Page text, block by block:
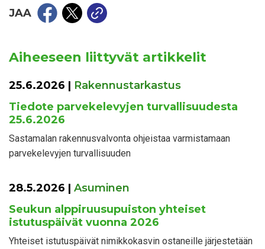
JAA
Aiheeseen liittyvät artikkelit
25.6.2026 | Rakennustarkastus
Tiedote parvekelevyjen turvallisuudesta
25.6.2026
Sastamalan rakennusvalvonta ohjeistaa varmistamaan
parvekelevyjen turvallisuuden
28.5.2026 | Asuminen
Seukun alppiruusupuiston yhteiset
istutuspäivät vuonna 2026
Yhteiset istutuspäivät nimikkokasvin ostaneille järjestetään